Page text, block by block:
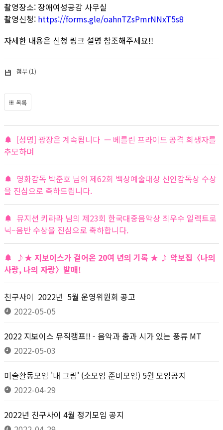
촬영장소: 장애여성공감 사무실
촬영신청: https://forms.gle/oahnTZsPmrNNxT5s8
자세한 내용은 신청 링크 설명 참조해주세요!!
첨부 (1)
목록
[성명] 광장은 계속됩니다 — 베를린 프라이드 공격 희생자를
추모하며
영화감독 박준호 님의 제62회 백상예술대상 신인감독상 수상
을 진심으로 축하드립니다.
뮤지션 키라라 님의 제23회 한국대중음악상 최우수 일렉트로
닉–음반 수상을 진심으로 축하합니다.
♪★ 지보이스가 걸어온 20여 년의 기록 ★ ♪ 악보집〈나의
사랑, 나의 자랑〉발매!
친구사이 2022년 5월 운영위원회 공고
2022-05-05
2022 지보이스 뮤직캠프!! - 음악과 춤과 시가 있는 풍류 MT
2022-05-03
미술활동모임 '내 그림' (소모임 준비모임) 5월 모임공지
2022-04-29
2022년 친구사이 4월 정기모임 공지